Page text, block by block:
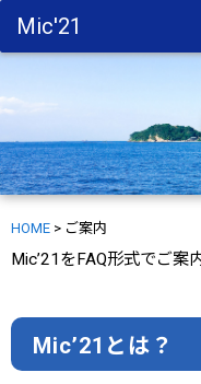
Mic'21
HOME > ご案内
Mic’21をFAQ形式でご案
Mic’21とは？